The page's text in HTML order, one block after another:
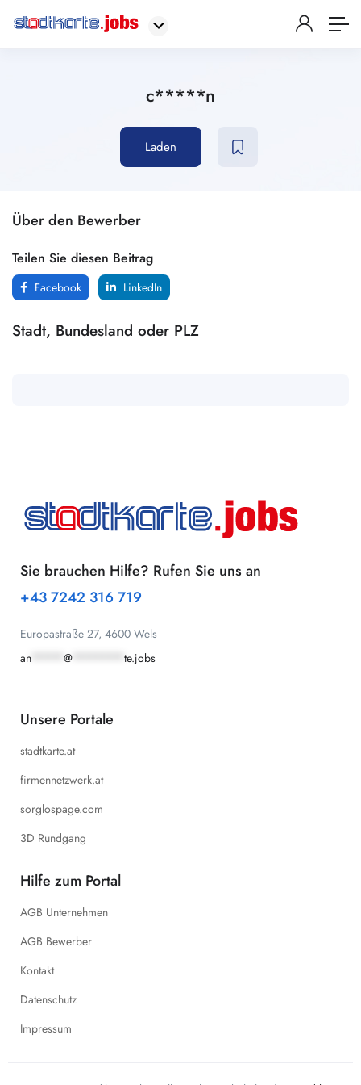
c*****n
Laden
Über den Bewerber
Teilen Sie diesen Beitrag
Facebook LinkedIn
Stadt, Bundesland oder PLZ
Sie brauchen Hilfe? Rufen Sie uns an
+43 7242 316 719
Europastraße 27, 4600 Wels
an
@ te.jobs
Unsere Portale
stadtkarte.at
firmennetzwerk.at
sorglospage.com
3D Rundgang
Hilfe zum Portal
AGB Unternehmen
AGB Bewerber
Kontakt
Datenschutz
Impressum